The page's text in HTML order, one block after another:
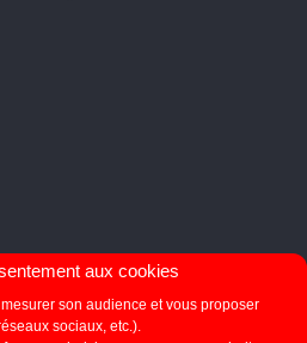
aux cookies
son audience et vous proposer
sociaux, etc.).
?